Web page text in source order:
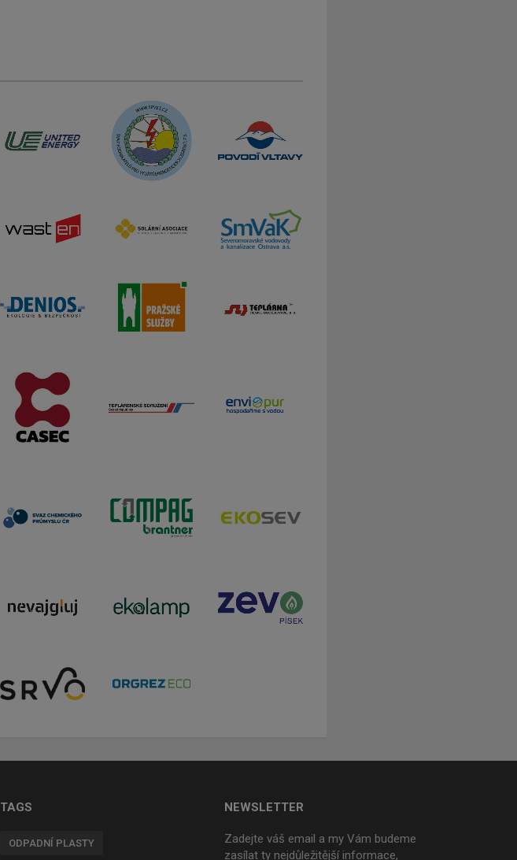
TAGS
ODPADNÍ PLASTY
NEWSLETTER
Zadejte váš email a my Vám budeme
zasílat ty nejdůležitější informace,